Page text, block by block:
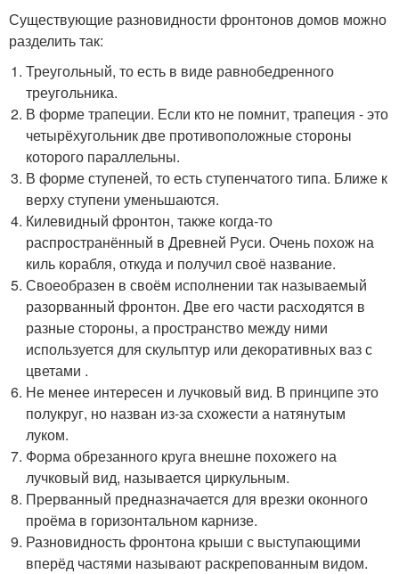
Существующие разновидности фронтонов домов можно
разделить так:
Треугольный, то есть в виде равнобедренного
треугольника.
В форме трапеции. Если кто не помнит, трапеция - это
четырёхугольник две противоположные стороны
которого параллельны.
В форме ступеней, то есть ступенчатого типа. Ближе к
верху ступени уменьшаются.
Килевидный фронтон, также когда-то
распространённый в Древней Руси. Очень похож на
киль корабля, откуда и получил своё название.
Своеобразен в своём исполнении так называемый
разорванный фронтон. Две его части расходятся в
разные стороны, а пространство между ними
используется для скульптур или декоративных ваз с
цветами .
Не менее интересен и лучковый вид. В принципе это
полукруг, но назван из-за схожести а натянутым
луком.
Форма обрезанного круга внешне похожего на
лучковый вид, называется циркульным.
Прерванный предназначается для врезки оконного
проёма в горизонтальном карнизе.
Разновидность фронтона крыши с выступающими
вперёд частями называют раскрепованным видом.